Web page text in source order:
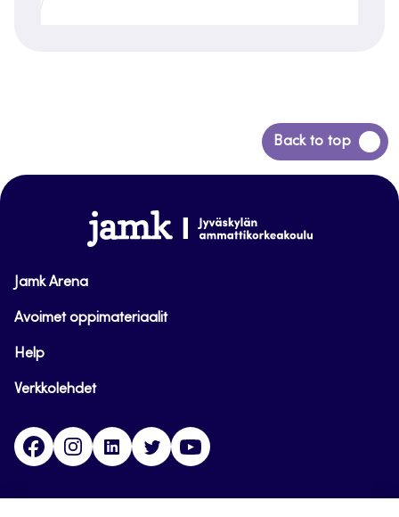
Back to top
Siirry
takaisin
www.jamk.fi
Jamk Arena
Avoimet oppimateriaalit
Help
Verkkolehdet
FacebookInstagramLinkedinTwitter